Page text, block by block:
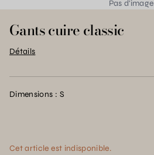
Pas d'image
Gants cuire classic
Détails
Dimensions : S
Cet article est indisponible.